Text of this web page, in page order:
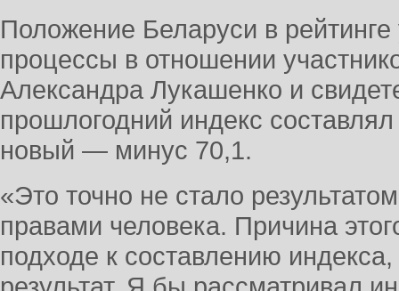
Положение Беларуси в
процессы в отношении
Александра Лукашенко и
прошлогодний индекс
новый — минус 70,1.
«Это точно не стало
правами человека. Причина
подходе к составлению индекса,